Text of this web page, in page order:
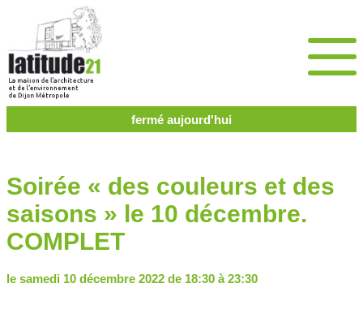
fermé aujourd'hui
Soirée « des couleurs et des
saisons » le 10 décembre.
COMPLET
le samedi 10 décembre 2022 de 18:30 à 23:30